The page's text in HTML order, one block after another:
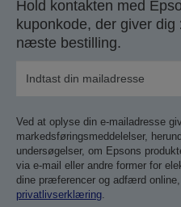
Hold kontakten med
kuponkode, der giver dig
næste bestilling.
Ved at oplyse din e-mailadresse
markedsføringsmeddelelser,
undersøgelser, om Epsons
via e-mail eller andre former for
dine præferencer og adfærd
privatlivserklæring